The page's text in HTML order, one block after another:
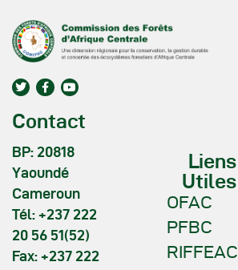
Contact
BP: 20818
Yaoundé
Cameroun
Tél: +237 222
20 56 51(52)
Fax: +237 222
Liens
Utiles
OFAC
PFBC
RIFFEAC